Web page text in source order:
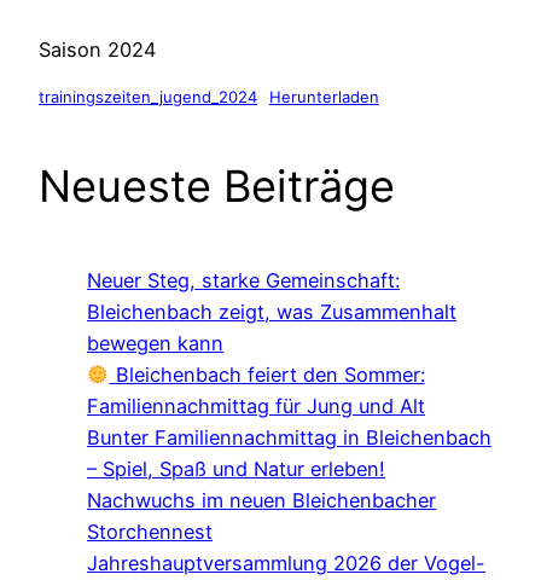
Saison 2024
trainingszeiten_jugend_2024 Herunterladen
Neueste Beiträge
Neuer Steg, starke Gemeinschaft:
Bleichenbach zeigt, was Zusammenhalt
bewegen kann
Bleichenbach feiert den Sommer:
Familiennachmittag für Jung und Alt
Bunter Familiennachmittag in Bleichenbach
– Spiel, Spaß und Natur erleben!
Nachwuchs im neuen Bleichenbacher
Storchennest
Jahreshauptversammlung 2026 der Vogel-